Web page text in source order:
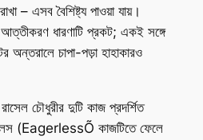
– এসব বৈশিষ্ট্য পাওয়া যায়।
ধারণাটি প্রকট; একই সঙ্গে
অন্তরালে চাপা-পড়া হাহাকারও
চৌধুরীর দুটি কাজ প্রদর্শিত
(EagerlessÕ কাজটিতে ফেলে